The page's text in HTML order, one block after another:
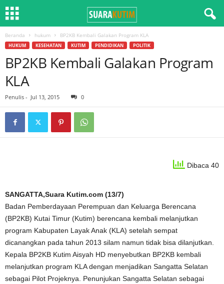
Beranda hukum BP2KB Kembali Galakan Program KLA
HUKUM KESEHATAN KUTIM PENDIDIKAN POLITIK
BP2KB Kembali Galakan Program
KLA
Penulis - Jul 13, 2015 0
Dibaca 40
SANGATTA,Suara Kutim.com (13/7)
Badan Pemberdayaan Perempuan dan Keluarga Berencana
(BP2KB) Kutai Timur (Kutim) berencana kembali melanjutkan
program Kabupaten Layak Anak (KLA) setelah sempat
dicanangkan pada tahun 2013 silam namun tidak bisa dilanjutkan.
Kepala BP2KB Kutim Aisyah HD menyebutkan BP2KB kembali
melanjutkan program KLA dengan menjadikan Sangatta Selatan
sebagai Pilot Projeknya. Penunjukan Sangatta Selatan sebagai